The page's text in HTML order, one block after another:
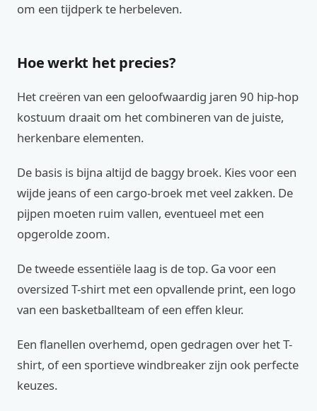
om een tijdperk te herbeleven.
Hoe werkt het precies?
Het creëren van een geloofwaardig jaren 90 hip-hop
kostuum draait om het combineren van de juiste,
herkenbare elementen.
De basis is bijna altijd de baggy broek. Kies voor een
wijde jeans of een cargo-broek met veel zakken. De
pijpen moeten ruim vallen, eventueel met een
opgerolde zoom.
De tweede essentiële laag is de top. Ga voor een
oversized T-shirt met een opvallende print, een logo
van een basketballteam of een effen kleur.
Een flanellen overhemd, open gedragen over het T-
shirt, of een sportieve windbreaker zijn ook perfecte
keuzes.